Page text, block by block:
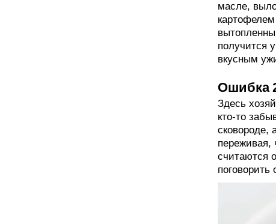
масле,
получится
вкусным
Ошибка
Здесь
кто-то
сковороде,
переживая,
считаются
поговорить